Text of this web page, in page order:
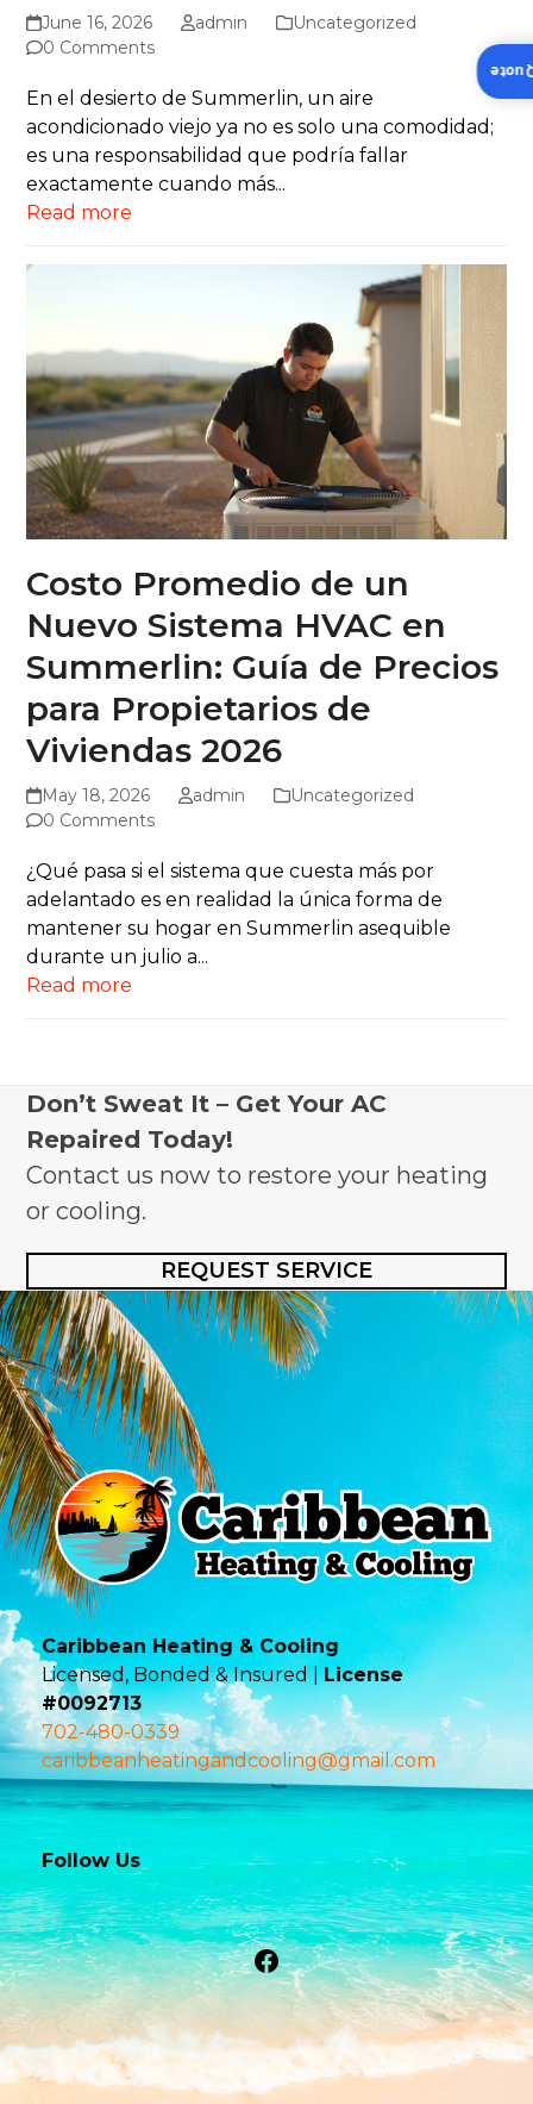
June 16, 2026 admin
Uncategorized
0 Comments
En el desierto de Summerlin, un aire
acondicionado viejo ya no es solo una comodidad;
es una responsabilidad que podría fallar
exactamente cuando más...
Read more
Costo Promedio de un
Nuevo Sistema HVAC en
Summerlin: Guía de Precios
para Propietarios de
Viviendas 2026
May 18, 2026 admin
Uncategorized
0 Comments
¿Qué pasa si el sistema que cuesta más por
adelantado es en realidad la única forma de
mantener su hogar en Summerlin asequible
durante un julio a...
Read more
Don’t Sweat It – Get Your AC
Repaired Today!
Contact us now to restore your heating
or cooling.
REQUEST SERVICE
Caribbean Heating & Cooling
Licensed, Bonded & Insured |License
#0092713
702-480-0339
caribbeanheatingandcooling@gmail.com
Follow Us
Facebook